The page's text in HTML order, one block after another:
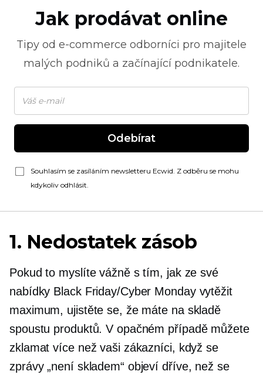
Jak prodávat online
Tipy od e-commerce odborníci pro majitele
malých podniků a začínající podnikatele.
Odebírat
Souhlasím se zasíláním newsletteru Ecwid. Z odběru se mohu
kdykoliv odhlásit.
1. Nedostatek zásob
Pokud to myslíte vážně s tím, jak ze své
nabídky Black Friday/Cyber ​​Monday vytěžit
maximum, ujistěte se, že máte na skladě
spoustu produktů. V opačném případě můžete
zklamat více než vaši zákazníci, když se
zprávy „není skladem“ objeví dříve, než se